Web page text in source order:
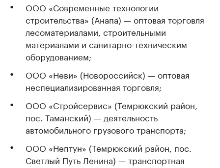
ООО «Современные технологии
строительства» (Анапа) — оптовая торговля
лесоматериалами, строительными
материалами и санитарно-техническим
оборудованием;
ООО «Неви» (Новороссийск) — оптовая
неспециализированная торговля;
ООО «Стройсервис» (Темрюкский район,
пос. Таманский) — деятельность
автомобильного грузового транспорта;
ООО «Нептун» (Темрюкский район, пос.
Светлый Путь Ленина) — транспортная